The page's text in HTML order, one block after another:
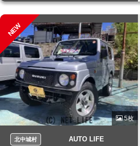
NEW
5枚
北中城村 AUTO LIFE